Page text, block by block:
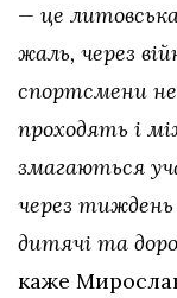
— це
жаль, через
спортсмени
проходять і
змагаються
через тиждень
дитячі та
каже